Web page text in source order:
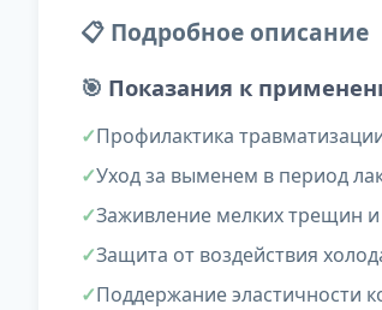
📋 Подробное описание
🎯 Показания к
Профилактика
Уход за выменем в период
Заживление мелких трещин и
Защита от воздействия
Поддержание эластичности